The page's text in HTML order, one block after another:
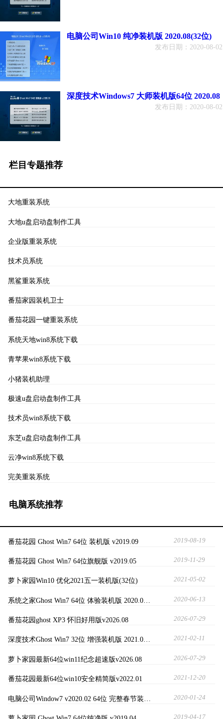
电脑公司Win10 纯净装机版 2020.08(32位)
发布日期：2020-08-02
深度技术Windows7 大师装机版64位 2020.08
发布日期：2020-08-02
栏目专题推荐
大地重装系统
大地u盘启动盘制作工具
企业版重装系统
技术员系统
黑鲨重装系统
番茄家园装机卫士
番茄花园一键重装系统
系统天地win8系统下载
青苹果win8系统下载
小猪装机助理
极速u盘启动盘制作工具
技术员win8系统下载
东芝u盘启动盘制作工具
云净win8系统下载
完美重装系统
电脑系统推荐
番茄花园 Ghost Win7 64位 装机版 v2019.09 2019-08-19
番茄花园 Ghost Win7 64位旗舰版 v2019.05 2019-11-29
萝卜家园Win10 优化2021五一装机版(32位) 2021-05-02
系统之家Ghost Win7 64位 体验装机版 2020.0… 2020-06-13
番茄花园ghost XP3 怀旧好用版v2026.08 2026-07-29
深度技术Ghost Win7 32位 增强装机版 2021.0… 2021-02-11
萝卜家园最新64位win11纪念超速版v2026.08 2026-07-29
番茄花园最新64位win10安全精简版v2022.01 2021-12-20
电脑公司Window7 v2020.02 64位 完整春节装… 2020-01-24
2019-04-17